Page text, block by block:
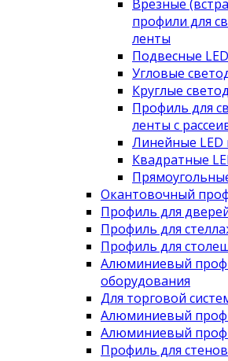
Врезные
профили для
ленты
Подвесные
Угловые
Круглые
Профиль для
ленты с
Линейные LED
Квадратные
Окантовочный
Профиль для
Профиль для
Профиль для
Алюминиевый
оборудования
Для торговой
Алюминиевый
Алюминиевый
Профиль для